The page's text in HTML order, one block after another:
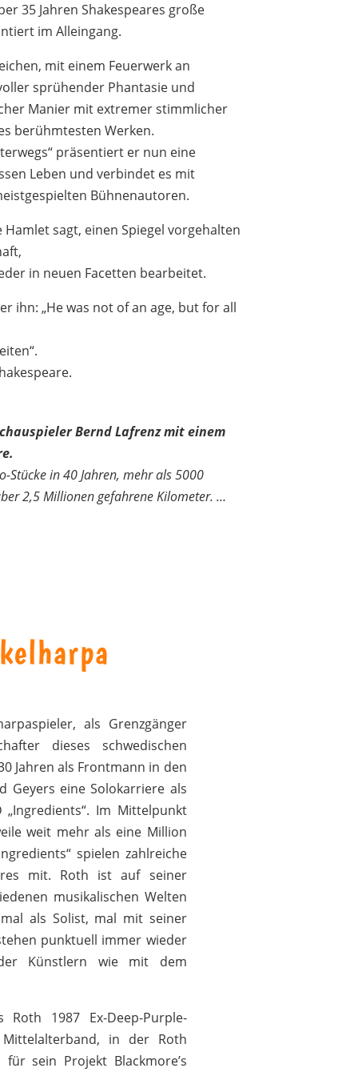
35 Jahren Shakespeares große
im Alleingang.
mit einem Feuerwerk an
sprühender Phantasie und
Manier mit extremer stimmlicher
berühmtesten Werken.
präsentiert er nun eine
Leben und verbindet es mit
Bühnenautoren.
sagt, einen Spiegel vorgehalten
in neuen Facetten bearbeitet.
ihn: „He was not of an age, but for all
Bernd Lafrenz mit einem
Stücke in 40 Jahren, mehr als 5000
2,5 Millionen gefahrene Kilometer. …
als Grenzgänger
dieses schwedischen
Jahren als Frontmann in den
Geyers eine Solokarriere als
Im Mittelpunkt
weit mehr als eine Million
spielen zahlreiche
mit. Roth ist auf seiner
musikalischen Welten
als Solist, mal mit seiner
punktuell immer wieder
Künstlern wie mit dem
1987 Ex-Deep-Purple-
in der Roth
sein Projekt Blackmore’s